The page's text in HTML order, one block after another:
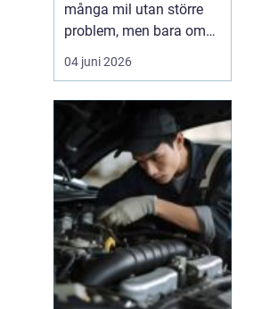
många mil utan större
problem, men bara om
service och underhåll
sköts i tid. I ett klimat
kalla vintrar, saltade
vägar och snabba
skiftningar i temperatur,
ställs bilen inför extra
hårda påfrestningar.
Därfö...
04 juni 2026